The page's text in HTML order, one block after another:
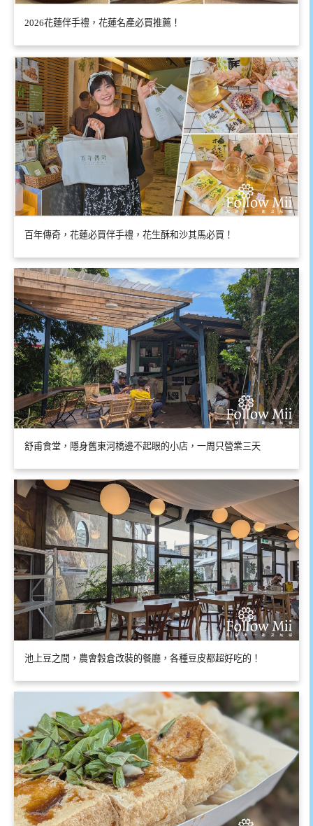
2026花蓮伴手禮，花蓮名產必買推薦！
百年傳奇，花蓮必買伴手禮，花生酥和沙其馬必買！
舒甫食堂，隱身舊東河橋邊不起眼的小店，一周只營業三天
池上豆之間，農會穀倉改裝的餐廳，各種豆皮都超好吃的！